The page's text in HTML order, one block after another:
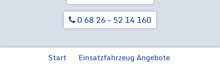
0 68 26 – 52 14 160
Zum Inhalt springen
Start Einsatzfahrzeug Angebote